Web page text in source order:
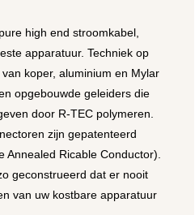
high end stroomkabel,
apparatuur. Techniek op
koper, aluminium en Mylar
opgebouwde geleiders die
door R-TEC polymeren.
zijn gepatenteerd
Annealed Ricable Conductor).
geconstrueerd dat er nooit
van uw kostbare apparatuur